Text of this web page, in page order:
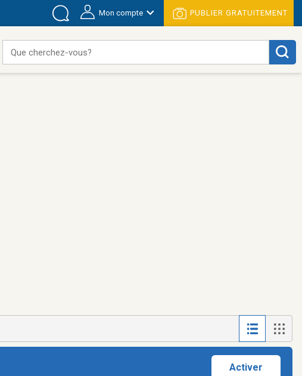
Mon compte PUBLIER GRATUITEMENT
Que cherchez-vous?
Activer